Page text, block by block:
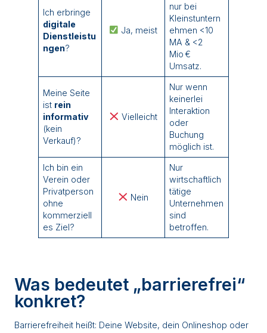
Ich erbringe
digitale
Dienstleistu
ngen?
Ja, meist
nur bei
Kleinstuntern
ehmen <10
MA & <2
Mio €
Umsatz.
Meine Seite
ist rein
informativ
(kein
Verkauf)?
Vielleicht
Nur wenn
keinerlei
Interaktion
oder
Buchung
möglich ist.
Ich bin ein
Verein oder
Privatperson
ohne
kommerziell
es Ziel?
Nein
Nur
wirtschaftlich
tätige
Unternehmen
sind
betroffen.
Was bedeutet „barrierefrei“
konkret?
Barrierefreiheit heißt: Deine Website, dein Onlineshop oder